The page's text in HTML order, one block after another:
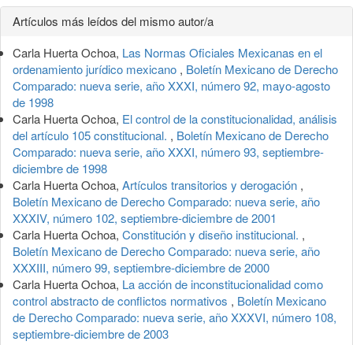
Detalles
del
artículo
Artículos más leídos del mismo autor/a
Carla Huerta Ochoa, Las Normas Oficiales Mexicanas en el
ordenamiento jurídico mexicano , Boletín Mexicano de Derecho
Comparado: nueva serie, año XXXI, número 92, mayo-agosto
de 1998
Carla Huerta Ochoa, El control de la constitucionalidad, análisis
del artículo 105 constitucional. , Boletín Mexicano de Derecho
Comparado: nueva serie, año XXXI, número 93, septiembre-
diciembre de 1998
Carla Huerta Ochoa, Artículos transitorios y derogación ,
Boletín Mexicano de Derecho Comparado: nueva serie, año
XXXIV, número 102, septiembre-diciembre de 2001
Carla Huerta Ochoa, Constitución y diseño institucional. ,
Boletín Mexicano de Derecho Comparado: nueva serie, año
XXXIII, número 99, septiembre-diciembre de 2000
Carla Huerta Ochoa, La acción de inconstitucionalidad como
control abstracto de conflictos normativos , Boletín Mexicano
de Derecho Comparado: nueva serie, año XXXVI, número 108,
septiembre-diciembre de 2003